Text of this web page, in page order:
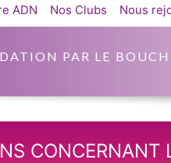
PAR LE
ADN Nos Clubs Nous
CONCERNANT